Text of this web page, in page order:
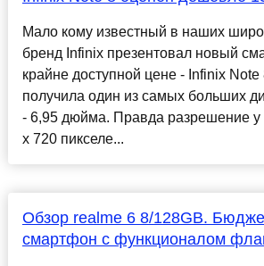
Мало кому известный в наших
бренд Infinix презентовал новый
крайне доступной цене - Infinix
получила один из самых больших
- 6,95 дюйма. Правда разрешение у
х 720 пикселе...
Обзор realme 6 8/128GB.
смартфон с функционалом